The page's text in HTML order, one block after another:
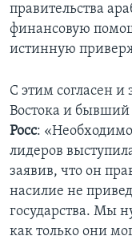
правительства
финансовую
истинную
С этим согласен
Востока и
Росс:
лидеров
заявив, что он
насилие не
государства. Мы
как только они